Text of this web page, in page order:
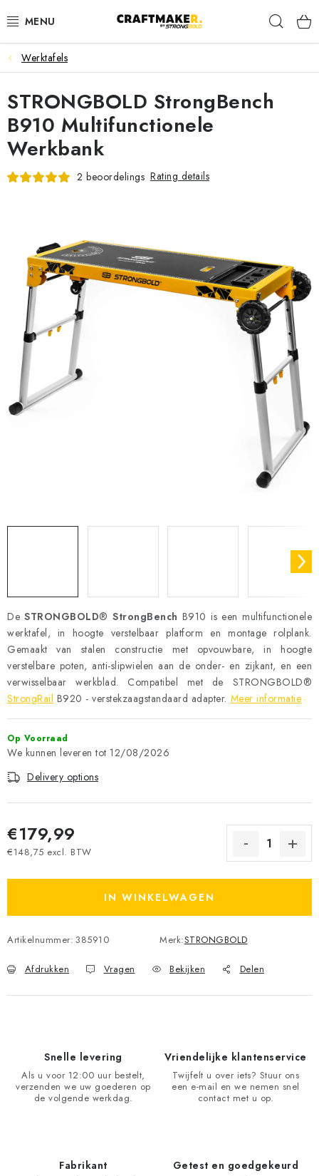
to
WERKTAFELS
ZAAGBOK
ROLBOKKEN
WERKPLEKORGANISATIE
ACCESSOIRES
Contact Verzending
Retourneren van Goederen
Algemene Voorwaarden
Werktafels
DeSTRONGBOLD® StrongBench B910 is een multifunctionele
werktafel, in hoogte verstelbaar platform en montage rolplank.
Gemaakt van stalen constructie met opvouwbare, in hoogte
verstelbare poten, anti-slipwielen aan de onder- en zijkant, en een
verwisselbaar werkblad. Compatibel met de STRONGBOLD®
StrongRail B920 - verstekzaagstandaard adapter. Meer informatie
Op Voorraad
12/08/2026
Delivery options
€179,99
€148,75 excl. BTW
IN WINKELWAGEN
Artikelnummer: 385910 Merk:STRONGBOLD
Afdrukken Vragen Bekijken Delen
STRONGBOLD StrongBench
B910 Multifunctionele
Werkbank
2 beoordelings Rating details
Snelle levering
Als u voor 12:00 uur bestelt,
verzenden we uw goederen op
de volgende werkdag.
Vriendelijke klantenservice
Twijfelt u over iets? Stuur ons
een e-mail en we nemen snel
contact met u op.
Fabrikant Getest en goedgekeurd